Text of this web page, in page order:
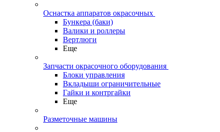
Оснастка аппаратов окрасочных
Бункера (баки)
Валики и роллеры
Вертлюги
Еще
Запчасти окрасочного оборудования
Блоки управления
Вкладыши ограничительные
Гайки и контргайки
Еще
Разметочные машины